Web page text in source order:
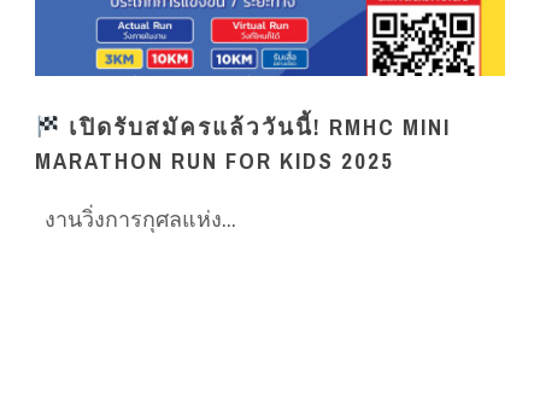
เปิดรับสมัครแล้ววันนี้! RMHC MINI
MARATHON RUN FOR KIDS 2025
งานวิ่งการกุศลแห่ง...